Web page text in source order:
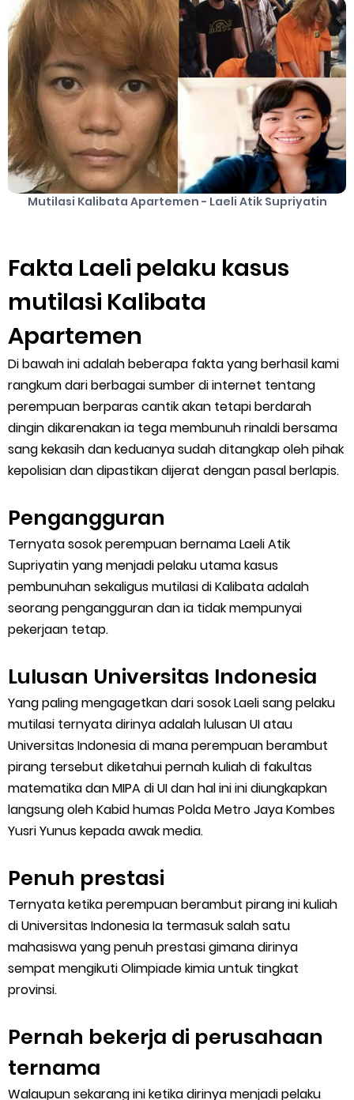
Cara Daftar Goshop agar Cepat Diterima
Apa itu Grab Saap? Layanan Antri Online Terbaru Dari Grab
Cara Jitu Mendapat Voucher Gojek Gratis
Cara Ping DNS Server Gojek Gopartner
Thursday, 6 August
Mutilasi Kalibata Apartemen - Laeli Atik Supriyatin
Fakta Laeli pelaku kasus
mutilasi Kalibata
Apartemen
Di bawah ini adalah beberapa fakta yang berhasil kami
rangkum dari berbagai sumber di internet tentang
perempuan berparas cantik akan tetapi berdarah
dingin dikarenakan ia tega membunuh rinaldi bersama
sang kekasih dan keduanya sudah ditangkap oleh pihak
kepolisian dan dipastikan dijerat dengan pasal berlapis.
Pengangguran
Ternyata sosok perempuan bernama Laeli Atik
Supriyatin yang menjadi pelaku utama kasus
pembunuhan sekaligus mutilasi di Kalibata adalah
seorang pengangguran dan ia tidak mempunyai
pekerjaan tetap.
Lulusan Universitas Indonesia
Yang paling mengagetkan dari sosok Laeli sang pelaku
mutilasi ternyata dirinya adalah lulusan UI atau
Universitas Indonesia di mana perempuan berambut
pirang tersebut diketahui pernah kuliah di fakultas
matematika dan MIPA di UI dan hal ini ini diungkapkan
langsung oleh Kabid humas Polda Metro Jaya Kombes
Yusri Yunus kepada awak media.
Penuh prestasi
Ternyata ketika perempuan berambut pirang ini kuliah
di Universitas Indonesia Ia termasuk salah satu
mahasiswa yang penuh prestasi gimana dirinya
sempat mengikuti Olimpiade kimia untuk tingkat
provinsi.
Pernah bekerja di perusahaan
ternama
Walaupun sekarang ini ketika dirinya menjadi pelaku